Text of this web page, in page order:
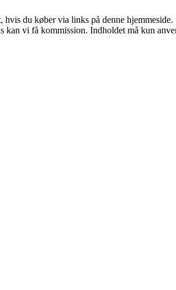
du køber via links på denne hjemmeside.
vi få kommission. Indholdet må kun